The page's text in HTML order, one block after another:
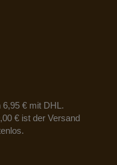
6,95 € mit DHL.
€ ist der Versand